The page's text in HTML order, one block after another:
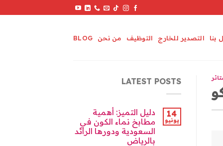
بنا التصدير للخارج التوظيف من نحن BLOG
LATEST POSTS
14
يونيو
دليل التميز: أهمية
مطابخ نماء الكون في
السعودية ودورها الرائد
بالرياض